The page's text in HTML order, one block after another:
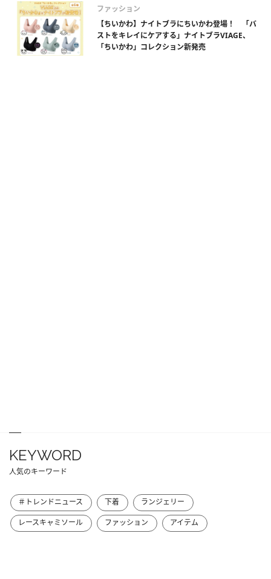
ファッション
【ちいかわ】ナイトブラにちいかわ登場！ 「バ
ストをキレイにケアする」ナイトブラVIAGE、
「ちいかわ」コレクション新発売
KEYWORD
人気のキーワード
＃トレンドニュース 下着
ランジェリー
レースキャミソール
ファッション アイテム